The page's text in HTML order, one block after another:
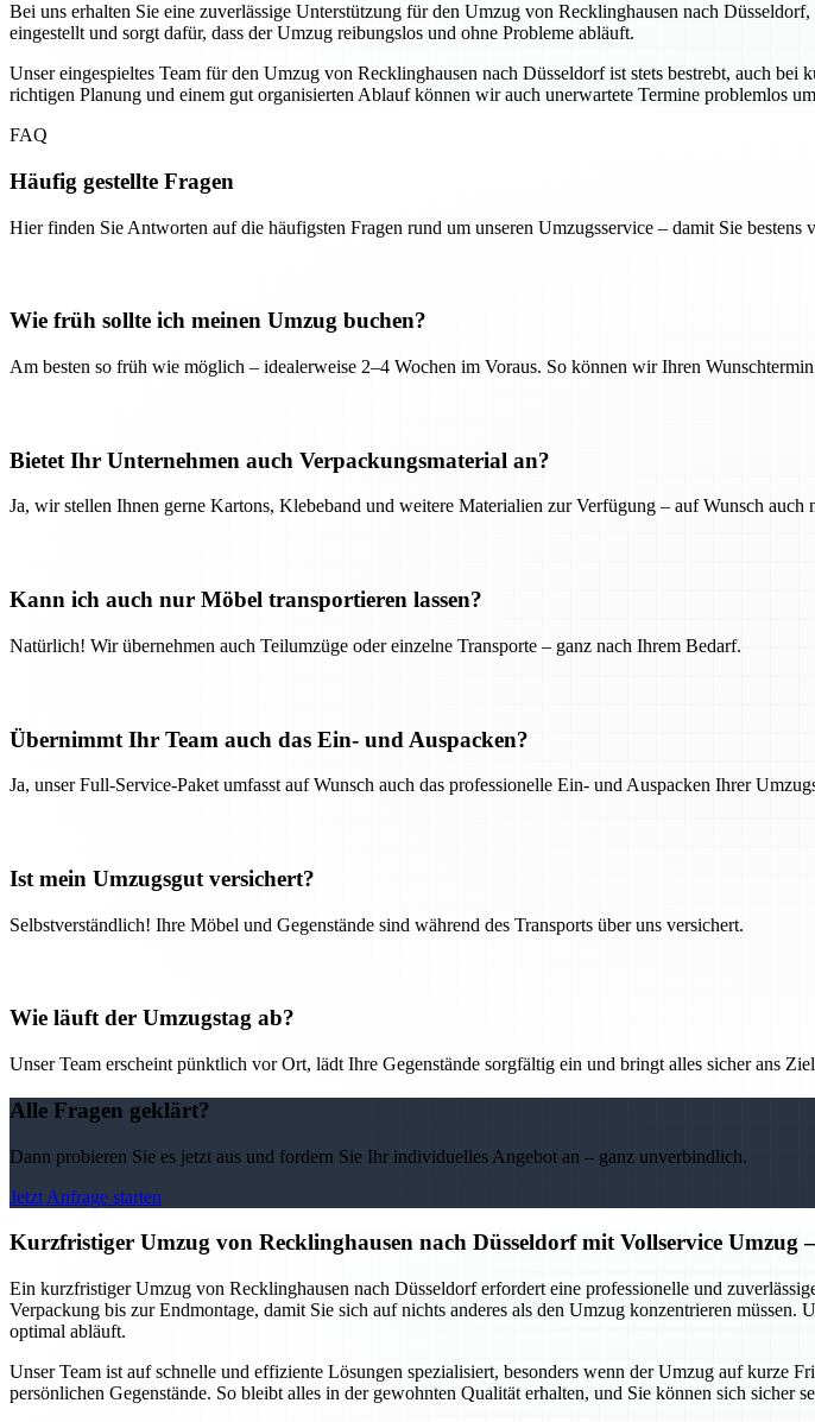
Bei uns erhalten Sie eine zuverlässige Unterstützung für den Umzug von Recklinghausen nach
eingestellt und sorgt dafür, dass der Umzug reibungslos und ohne Probleme abläuft.
Unser eingespieltes Team für den Umzug von Recklinghausen nach Düsseldorf ist stets bestrebt, auch
richtigen Planung und einem gut organisierten Ablauf können wir auch unerwartete Termine problemlos
FAQ
Häufig gestellte Fragen
Hier finden Sie Antworten auf die häufigsten Fragen rund um unseren Umzugsservice – damit Sie bestens
Wie früh sollte ich meinen Umzug buchen?
Am besten so früh wie möglich – idealerweise 2–4 Wochen im Voraus. So können wir Ihren
Bietet Ihr Unternehmen auch Verpackungsmaterial an?
Ja, wir stellen Ihnen gerne Kartons, Klebeband und weitere Materialien zur Verfügung – auf Wunsch auch
Kann ich auch nur Möbel transportieren lassen?
Natürlich! Wir übernehmen auch Teilumzüge oder einzelne Transporte – ganz nach Ihrem Bedarf.
Übernimmt Ihr Team auch das Ein- und Auspacken?
Ja, unser Full-Service-Paket umfasst auf Wunsch auch das professionelle Ein- und Auspacken Ihrer
Ist mein Umzugsgut versichert?
Selbstverständlich! Ihre Möbel und Gegenstände sind während des Transports über uns versichert.
Wie läuft der Umzugstag ab?
Unser Team erscheint pünktlich vor Ort, lädt Ihre Gegenstände sorgfältig ein und bringt alles sicher ans
Alle Fragen geklärt?
Dann probieren Sie es jetzt aus und fordern Sie Ihr individuelles Angebot an – ganz unverbindlich.
Jetzt Anfrage starten
Kurzfristiger Umzug von Recklinghausen nach Düsseldorf mit Vollservice Umzug
Ein kurzfristiger Umzug von Recklinghausen nach Düsseldorf erfordert eine professionelle und
Verpackung bis zur Endmontage, damit Sie sich auf nichts anderes als den Umzug konzentrieren
optimal abläuft.
Unser Team ist auf schnelle und effiziente Lösungen spezialisiert, besonders wenn der Umzug auf kurze
persönlichen Gegenstände. So bleibt alles in der gewohnten Qualität erhalten, und Sie können sich sicher